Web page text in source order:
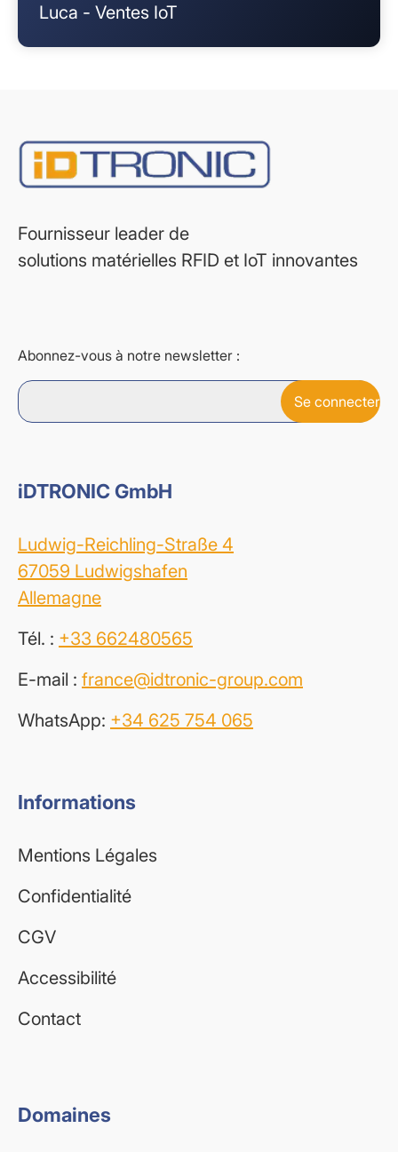
Luca - Ventes IoT
Fournisseur leader de
solutions matérielles RFID et IoT innovantes
Abonnez-vous à notre newsletter :
iDTRONIC GmbH
Ludwig-Reichling-Straße 4
67059 Ludwigshafen
Allemagne
Tél. : +33 662480565
E-mail : france@idtronic-group.com
WhatsApp: +34 625 754 065
Informations
Mentions Légales
Confidentialité
CGV
Accessibilité
Contact
Domaines